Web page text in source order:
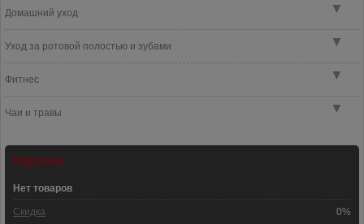
▼
Домашний уход
▼
Уход за ротовой полостью и зубами
▼
Фитнес
▼
Чаи и травы
Корзина
Нет товаров
Скидка 0%